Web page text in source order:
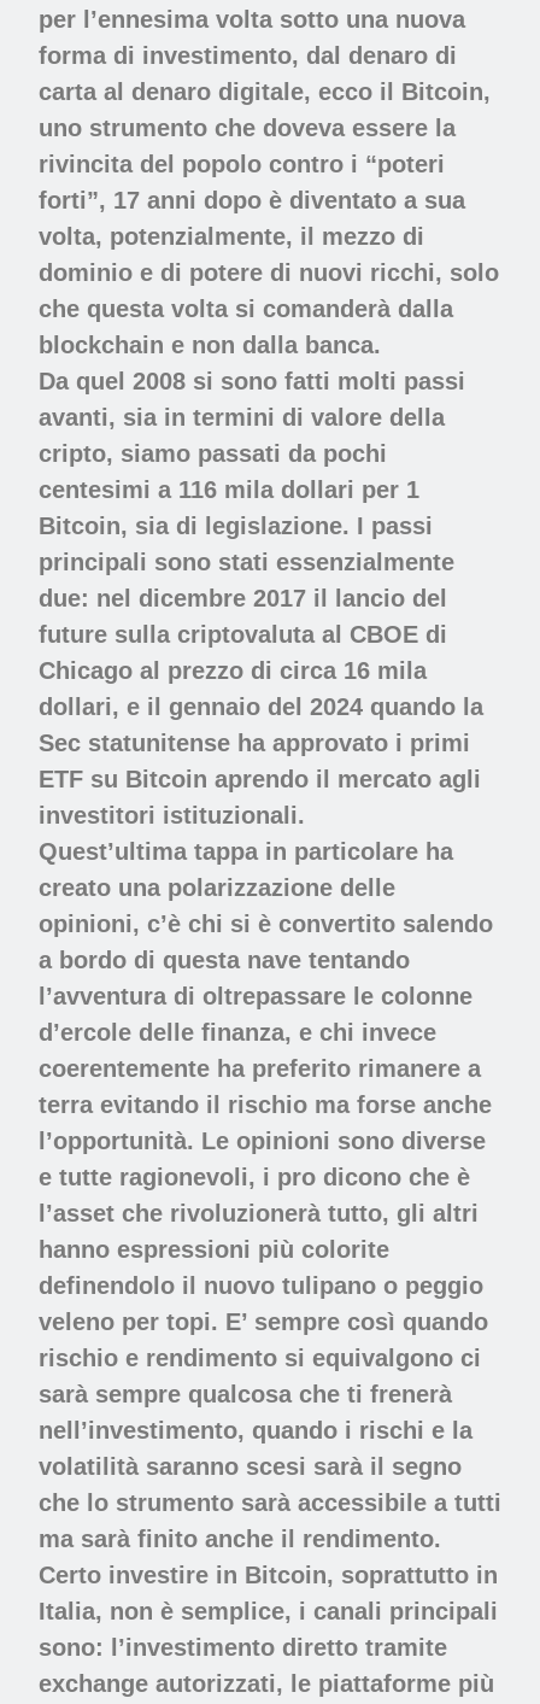
per l’ennesima volta sotto una nuova
forma di investimento, dal denaro di
carta al denaro digitale, ecco il Bitcoin,
uno strumento che doveva essere la
rivincita del popolo contro i “poteri
forti”, 17 anni dopo è diventato a sua
volta, potenzialmente, il mezzo di
dominio e di potere di nuovi ricchi, solo
che questa volta si comanderà dalla
blockchain e non dalla banca.
Da quel 2008 si sono fatti molti passi
avanti, sia in termini di valore della
cripto, siamo passati da pochi
centesimi a 116 mila dollari per 1
Bitcoin, sia di legislazione. I passi
principali sono stati essenzialmente
due: nel dicembre 2017 il lancio del
future sulla criptovaluta al CBOE di
Chicago al prezzo di circa 16 mila
dollari, e il gennaio del 2024 quando la
Sec statunitense ha approvato i primi
ETF su Bitcoin aprendo il mercato agli
investitori istituzionali.
Quest’ultima tappa in particolare ha
creato una polarizzazione delle
opinioni, c’è chi si è convertito salendo
a bordo di questa nave tentando
l’avventura di oltrepassare le colonne
d’ercole delle finanza, e chi invece
coerentemente ha preferito rimanere a
terra evitando il rischio ma forse anche
l’opportunità. Le opinioni sono diverse
e tutte ragionevoli, i pro dicono che è
l’asset che rivoluzionerà tutto, gli altri
hanno espressioni più colorite
definendolo il nuovo tulipano o peggio
veleno per topi. E’ sempre così quando
rischio e rendimento si equivalgono ci
sarà sempre qualcosa che ti frenerà
nell’investimento, quando i rischi e la
volatilità saranno scesi sarà il segno
che lo strumento sarà accessibile a tutti
ma sarà finito anche il rendimento.
Certo investire in Bitcoin, soprattutto in
Italia, non è semplice, i canali principali
sono: l’investimento diretto tramite
exchange autorizzati, le piattaforme più